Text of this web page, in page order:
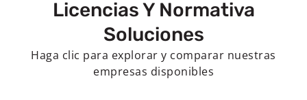
Licencias Y Normativa
Soluciones
Haga clic para explorar y comparar nuestras
empresas disponibles